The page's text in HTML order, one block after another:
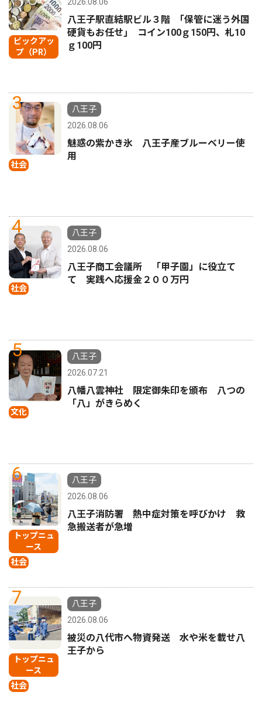
ピックアッ
プ（PR）
八王子駅直結駅ビル３階 ｢保管に迷う外国
硬貨もお任せ｣ コイン100ｇ150円、札10
ｇ100円
3
社会
八王子
2026.08.06
魅惑の紫かき氷 八王子産ブルーベリー使
用
4
社会
八王子
2026.08.06
八王子商工会議所 「甲子園」に役立て
て 実践へ応援金２００万円
5
文化
八王子
2026.07.21
八幡八雲神社 限定御朱印を頒布 八つの
「八」がきらめく
6
トップニュ
ース
社会
八王子
2026.08.06
八王子消防署 熱中症対策を呼びかけ 救
急搬送者が急増
7
トップニュ
ース
社会
八王子
2026.08.06
被災の八代市へ物資発送 水や米を載せ八
王子から